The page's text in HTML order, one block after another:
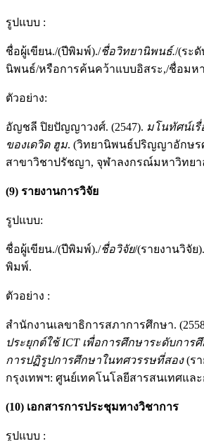
รูปแบบ :
ชื่อผู้เขียน./(ปีพิมพ์)./ชื่อวิทยานิพนธ์./(ระ
นิพนธ์/หรือการค้นคว้าแบบอิสระ,/ชื่อมห
ตัวอย่าง:
อัญชลี ปิยปัญญาวงศ์. (2547). มโนทัศน์เรื่
ของเดวิด ฮูม. (วิทยานิพนธ์ปริญญาอักษ
สาขาวิชาปรัชญา, จุฬาลงกรณ์มหาวิทยา
(9) รายงานการวิจัย
รูปแบบ:
ชื่อผู้เขียน./(ปีพิมพ์)./ชื่อวิจัย/(รายงานวิจั
พิมพ์.
ตัวอย่าง :
สำนักงานเลขาธิการสภาการศึกษา.
ประยุกต์ใช้ICT เพื่อการศึกษาระดับการ
การปฏิรูปการศึกษาในทศวรรษที่สอง(รา
กรุงเทพฯ: ศูนย์เทคโนโลยีสารสนเทศแล
(10) เอกสารการประชุมทางวิชาการ
รูปแบบ :